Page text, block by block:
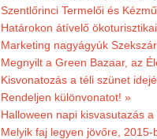
Szentlőrinci Termelői és
Határokon átívelő
Marketing nagyágyúk
Megnyilt a Green Bazaar, az
Kisvonatozás a téli szünet
Rendeljen különvonatot! »
Halloween napi kisvasutazás
Melyik faj legyen jövőre,